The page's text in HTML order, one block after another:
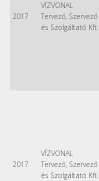
2017
VÍZVONAL
Tervező, Szervező
és Szolgáltató Kft.
2017
VÍZVONAL
Tervező, Szervező
és Szolgáltató Kft.